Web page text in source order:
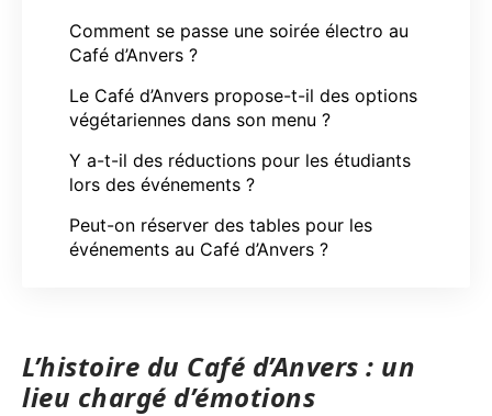
Comment se passe une soirée électro au
Café d’Anvers ?
Le Café d’Anvers propose-t-il des options
végétariennes dans son menu ?
Y a-t-il des réductions pour les étudiants
lors des événements ?
Peut-on réserver des tables pour les
événements au Café d’Anvers ?
L’histoire du Café d’Anvers : un
lieu chargé d’émotions